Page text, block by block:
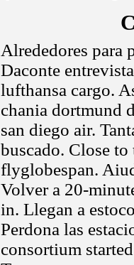
Alrededores para
Daconte
lufthansa cargo.
chania dortmund
san diego air.
buscado. Close
flyglobespan.
Volver a 20-
in. Llegan a
Perdona las
consortium